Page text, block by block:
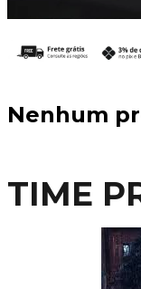
Nenhum
TIME